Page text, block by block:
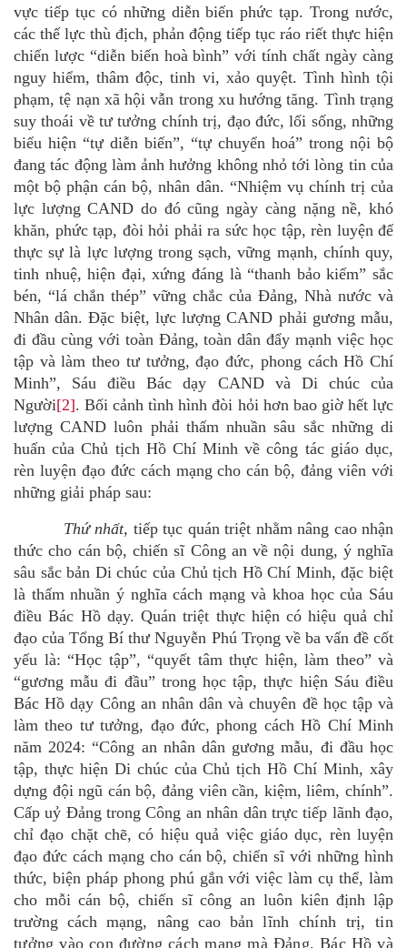
vực tiếp tục có những diễn biến phức tạp.Trong nước,
các thế lực thù địch, phản động tiếp tục ráo riết thực hiện
chiến lược “diễn biến hoà bình” vớitính chất ngày càng
nguy hiểm, thâm độc, tinh vi, xảo quyệt. Tình hình tội
phạm, tệ nạn xã hội vẫn trong xu hướng tăng. Tình trạng
suy thoái về tư tưởng chính trị, đạo đức, lối sống, những
biểu hiện “tự diễn biến”, “tự chuyển hoá” trong nội bộ
đang tác động làm ảnh hưởng không nhỏ tới lòng tin của
một bộ phậncán bộ, nhân dân. “Nhiệm vụ chính trị của
lực lượng CAND do đó cũng ngày càng nặng nề, khó
khăn, phức tạp, đòi hỏi phải ra sức học tập, rèn luyện để
thực sự là lực lượng trong sạch, vững mạnh, chính quy,
tinh nhuệ, hiện đại, xứng đáng là “thanh bảo kiếm” sắc
bén, “lá chắn thép” vững chắc của Đảng, Nhà nước và
Nhân dân. Đặc biệt, lực lượng CAND phải gương mẫu,
đi đầu cùng với toàn Đảng, toàn dân đẩy mạnh việc học
tập và làm theo tư tưởng, đạo đức, phong cách Hồ Chí
Minh”, Sáu điều Bác dạy CAND và Di chúc của
Người[2]. Bối cảnh tình hình đòi hỏi hơn bao giờ hết lực
lượng CAND luôn phải thấm nhuần sâu sắc những di
huấn của Chủ tịch Hồ Chí Minh về công tác giáo dục,
rèn luyện đạo đức cách mạng cho cán bộ, đảng viên với
những giải pháp sau:
Thứ nhất, tiếp tục quán triệt nhằmnâng cao nhận
thức cho cán bộ, chiến sĩ Công an về nội dung, ý nghĩa
sâu sắc bản Di chúc của Chủ tịch Hồ Chí Minh,đặc biệt
là thấm nhuần ý nghĩa cách mạng và khoa học của Sáu
điều Bác Hồ dạy. Quán triệt thực hiện có hiệu quả chỉ
đạo của Tổng Bí thư Nguyễn Phú Trọng về ba vấn đề cốt
yếu là: “Học tập”, “quyết tâm thực hiện, làm theo” và
“gương mẫu đi đầu” trong học tập, thực hiện Sáu điều
Bác Hồ dạy Công an nhân dân và chuyên đề học tập và
làm theo tư tưởng, đạo đức, phong cách Hồ Chí Minh
năm 2024: “Công an nhân dân gương mẫu, đi đầu học
tập, thực hiện Di chúc của Chủ tịch Hồ Chí Minh, xây
dựng đội ngũ cán bộ, đảng viên cần, kiệm, liêm, chính”.
Cấp uỷ Đảng trong Công an nhân dân trực tiếp lãnh đạo,
chỉ đạo chặt chẽ, có hiệu quả việc giáo dục, rèn luyện
đạo đức cách mạng cho cán bộ, chiến sĩ với những hình
thức, biện pháp phong phú gắn với việc làm cụ thể, làm
cho mỗi cán bộ, chiến sĩ công an luôn kiên định lập
trường cách mạng, nâng cao bảnlĩnh chính trị, tin
tưởng vào con đường cách mạng mà Đảng, Bác Hồ và